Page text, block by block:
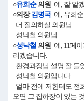
○유희순의원 예, 잘 알
○의장김명국예, 유희순
더 질의하실 의원님
성낙철 의원님
○성낙철 의원 예, 11페
리겠습니다.
환경과장님 설명 잘 들
성낙철 의원입니다.
얼마 전에 저한테도 전
오면 그 집하장이 있는